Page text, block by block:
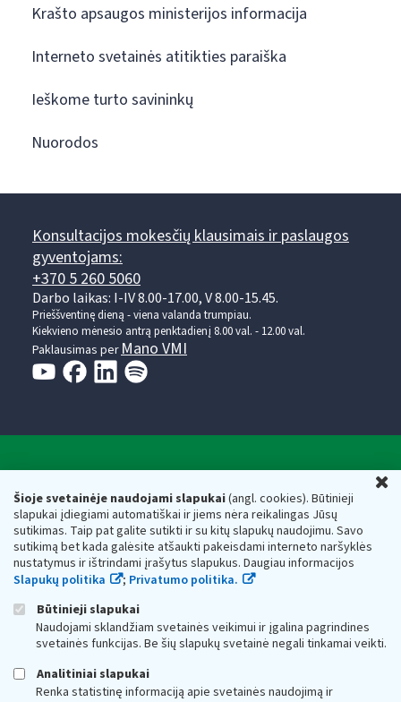
Šioje svetainėje naudojami slapukai(angl. cookies). Būtinieji
slapukai įdiegiami automatiškai ir jiems nėra reikalingas Jūsų
sutikimas. Taip pat galite sutikti ir su kitų slapukų naudojimu. Savo
sutikimą bet kada galėsite atšaukti pakeisdami interneto naršyklės
nustatymus ir ištrindami įrašytus slapukus. Daugiau informacijos
Slapukų politika
; Privatumo politika.
Būtinieji slapukai
Naudojami sklandžiam svetainės veikimui ir įgalina pagrindines
svetainės funkcijas. Be šių slapukų svetainė negali tinkamai veikti.
Analitiniai slapukai
Renka statistinę informaciją apie svetainės naudojimą ir
Krašto apsaugos ministerijos informacija
Interneto svetainės atitikties paraiška
Ieškome turto savininkų
Nuorodos
Konsultacijos mokesčių klausimais ir paslaugos
gyventojams:
+370 5 260 5060
Darbo laikas: I-IV 8.00-17.00, V 8.00-15.45.
Prieššventinę dieną - viena valanda trumpiau.
Kiekvieno mėnesio antrą penktadienį 8.00 val. - 12.00 val.
Paklausimas perMano VMI
Valstybinė mokesčių inspekcija prie Lietuvos
Respublikos finansų ministerijos
Biudžetinė įstaiga. Juridinio asmens kodas — 188659752,
adresas: Vasario 16-osios g. 14, 01107 Vilnius, Lietuva, el.paštas:
vmi@vmi.lt , E. pristatymo dėžutės adresas 188659752
Duomenys apie Valstybinę mokesčių inspekciją prie Lietuvos
Respublikos finansų ministerijos kaupiami ir saugomi Juridinių